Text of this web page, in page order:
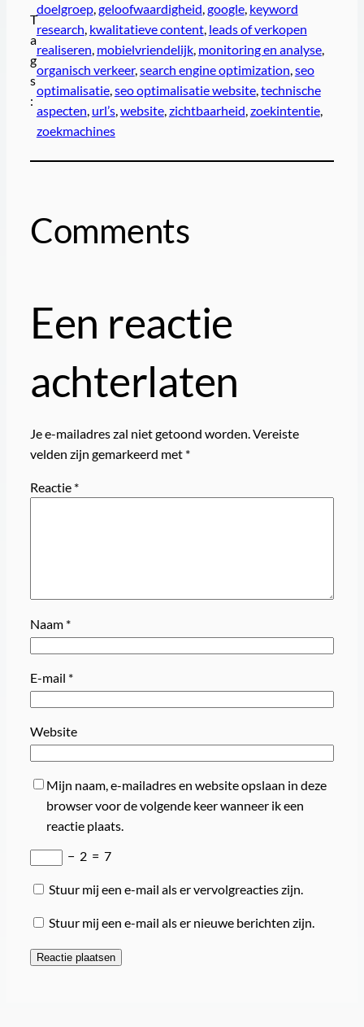
T
a
g
s
:
doelgroep, geloofwaardigheid, google, keyword
research, kwalitatieve content, leads of verkopen
realiseren, mobielvriendelijk, monitoring en analyse,
organisch verkeer, search engine optimization, seo
optimalisatie, seo optimalisatie website, technische
aspecten, url’s, website, zichtbaarheid, zoekintentie,
zoekmachines
Comments
Een reactie
achterlaten
Je e-mailadres zal niet getoond worden.Vereiste
velden zijn gemarkeerd met *
Reactie *
Naam *
E-mail *
Website
Mijn naam, e-mailadres en website opslaan in deze
browser voor de volgende keer wanneer ik een
reactie plaats.
− 2 = 7
Stuur mij een e-mail als er vervolgreacties zijn.
Stuur mij een e-mail als er nieuwe berichten zijn.